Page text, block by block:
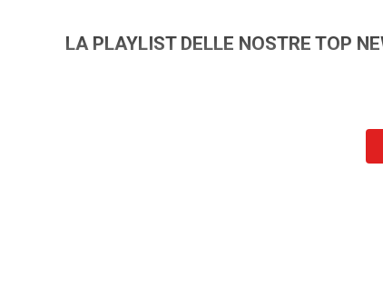
LA PLAYLIST DELLE NOSTRE TOP